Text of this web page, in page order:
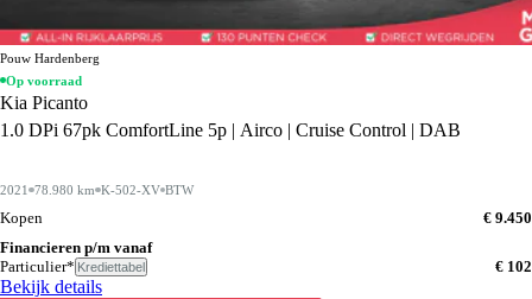
Pouw Hardenberg
Op voorraad
Kia Picanto
1.0 DPi 67pk ComfortLine 5p | Airco | Cruise Control | DAB
2021 78.980 km K-502-XV BTW
Kopen
€ 9.450
Financieren p/m vanaf
Particulier* Krediettabel € 102
Bekijk details